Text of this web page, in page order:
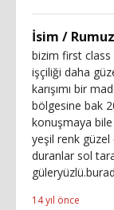
İsim / Rumuz
bizim first
işçiliği daha
karışımı bir
bölgesine bak
konuşmaya
yeşil renk güzel
duranlar sol
14 yıl önce